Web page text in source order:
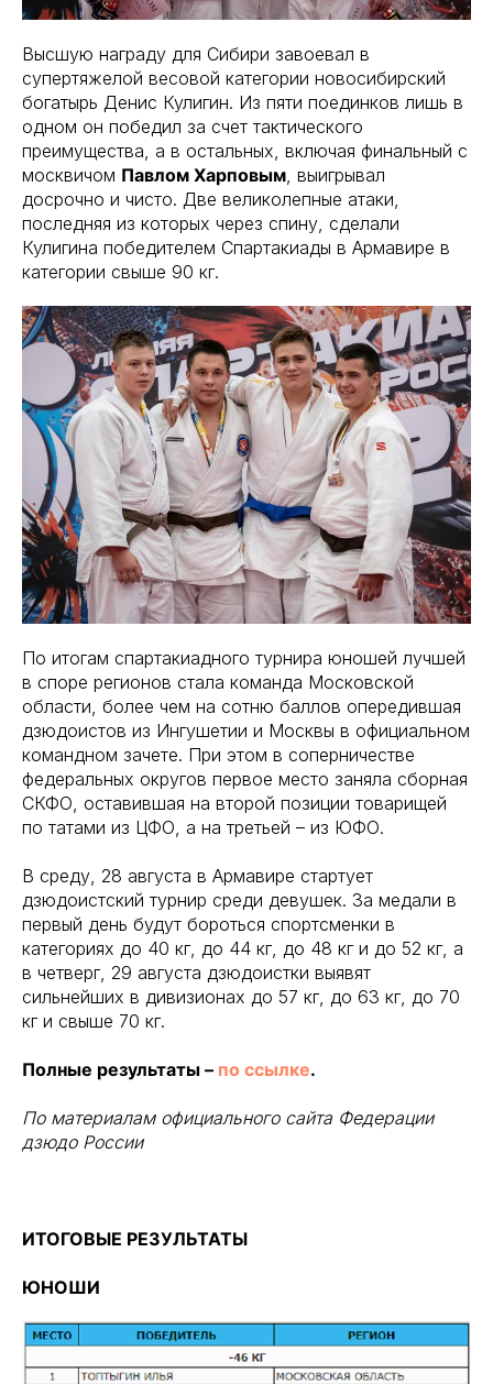
Высшую награду для Сибири завоевал в
супертяжелой весовой категории новосибирский
богатырь Денис Кулигин. Из пяти поединков лишь в
одном он победил за счет тактического
преимущества, а в остальных, включая финальный с
москвичом Павлом Харповым , выигрывал
досрочно и чисто. Две великолепные атаки,
последняя из которых через спину, сделали
Кулигина победителем Спартакиады в Армавире в
категории свыше 90 кг.
По итогам спартакиадного турнира юношей лучшей
в споре регионов стала команда Московской
области, более чем на сотню баллов опередившая
дзюдоистов из Ингушетии и Москвы в официальном
командном зачете. При этом в соперничестве
федеральных округов первое место заняла сборная
СКФО, оставившая на второй позиции товарищей
по татами из ЦФО, а на третьей – из ЮФО.
В среду, 28 августа в Армавире стартует
дзюдоистский турнир среди девушек. За медали в
первый день будут бороться спортсменки в
категориях до 40 кг, до 44 кг, до 48 кг и до 52 кг, а
в четверг, 29 августа дзюдоистки выявят
сильнейших в дивизионах до 57 кг, до 63 кг, до 70
кг и свыше 70 кг.
Полные результаты – по ссылке.
По материалам официального сайта Федерации
дзюдо России
ИТОГОВЫЕ РЕЗУЛЬТАТЫ
ЮНОШИ